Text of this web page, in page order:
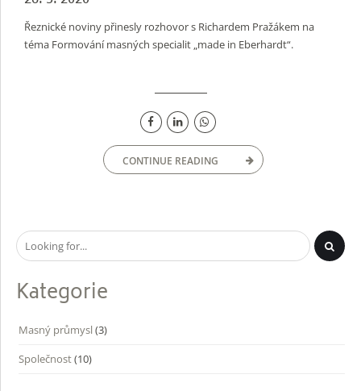
Řeznické noviny přinesly rozhovor s Richardem Pražákem na
téma Formování masných specialit „made in Eberhardt“.
CONTINUE READING
Kategorie
Masný průmysl(3)
Společnost(10)